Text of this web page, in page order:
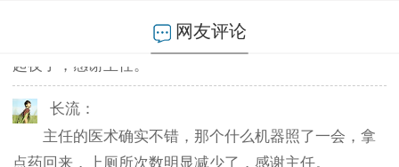
网友评论
陪老公一块去的，环境不错，第二天老公就不怎么
长流：
主任的医术确实不错，那个什么机器照了一会，拿
点药回来，上厕所次数明显减少了，感谢主任。